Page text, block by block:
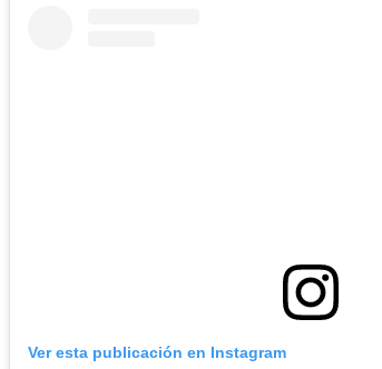
Ver esta publicación en Instagram